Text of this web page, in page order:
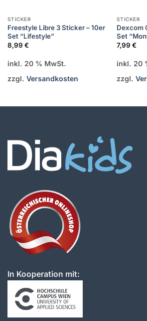
STICKER
Freestyle Libre 3 Sticker – 10er
Set “Lifestyle”
8,99 €
inkl. 20 % MwSt.
zzgl. Versandkosten
STICKER
Dexcom
Set
7,99 €
inkl. 20
zzgl.
In Kooperation mit: